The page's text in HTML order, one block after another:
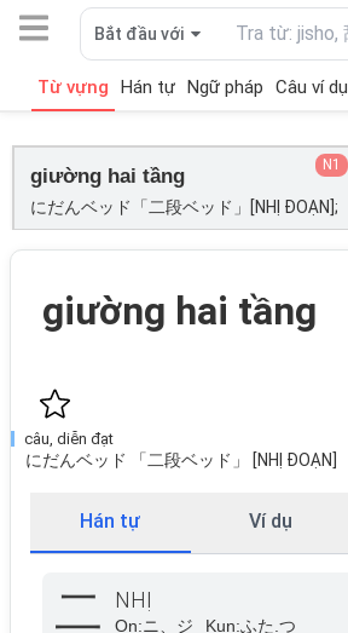
Bắt đầu với
Từ vựng Hán tự Ngữ pháp Câu ví dụ
giường hai tầng
にだんベッド「二段ベッド」[NHỊ ĐOẠN];
N1
giường hai tầng
câu, diễn đạt
にだんベッド 「二段ベッド」 [NHỊ ĐOẠN]
Hán tự Ví dụ
二 NHỊ
On:ニ、ジ Kun:ふた.つ